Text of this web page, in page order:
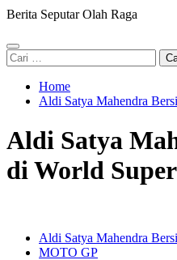
Berita Seputar Olah Raga
Primary
Menu
Cari
untuk:
Home
Aldi Satya Mahendra
Aldi Satya
di World
Aldi Satya Mahendra
MOTO GP